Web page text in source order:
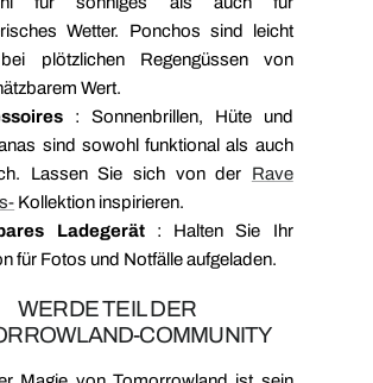
Wetter. Ponchos sind leicht
plötzlichen Regengüssen von
Wert.
: Sonnenbrillen, Hüte und
sind sowohl funktional als auch
Lassen Sie sich von der
Rave
Kollektion inspirieren.
Ladegerät
: Halten Sie Ihr
für Fotos und Notfälle aufgeladen.
WERDE TEIL DER
COMMUNITY